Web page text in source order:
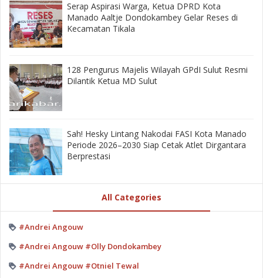
‎Serap Aspirasi Warga, Ketua DPRD Kota
Manado Aaltje Dondokambey Gelar Reses di
Kecamatan Tikala ‎
128 Pengurus Majelis Wilayah GPdI Sulut Resmi
Dilantik Ketua MD Sulut
‎Sah! Hesky Lintang Nakodai FASI Kota Manado
Periode 2026–2030 Siap Cetak Atlet Dirgantara
Berprestasi
All Categories
#Andrei Angouw
#Andrei Angouw #Olly Dondokambey
#Andrei Angouw #Otniel Tewal